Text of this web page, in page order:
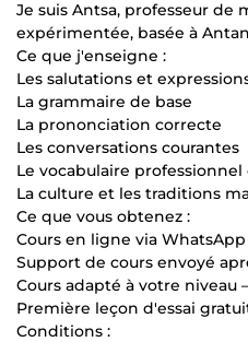
Je suis Antsa, professeur de
expérimentée, basée à
Ce que j'enseigne :
Les salutations et
La grammaire de base
La prononciation correcte
Les conversations courantes
Le vocabulaire professionnel
La culture et les traditions
Ce que vous obtenez :
Cours en ligne via
Support de cours envoyé
Cours adapté à votre
Première leçon d'essai
Conditions :